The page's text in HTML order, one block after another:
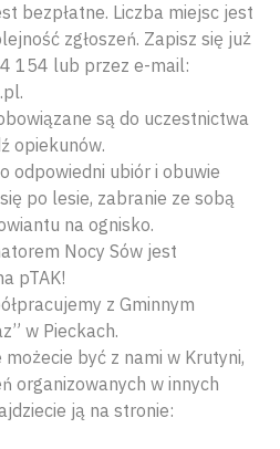
bezpłatne. Liczba miejsc jest
zgłoszeń. Zapisz się już
154 lub przez e-mail:
są do uczestnictwa
opiekunów.
odpowiedni ubiór i obuwie
po lesie, zabranie ze sobą
na ognisko.
Nocy Sów jest
pTAK!
z Gminnym
w Pieckach.
być z nami w Krutyni,
organizowanych w innych
ją na stronie: